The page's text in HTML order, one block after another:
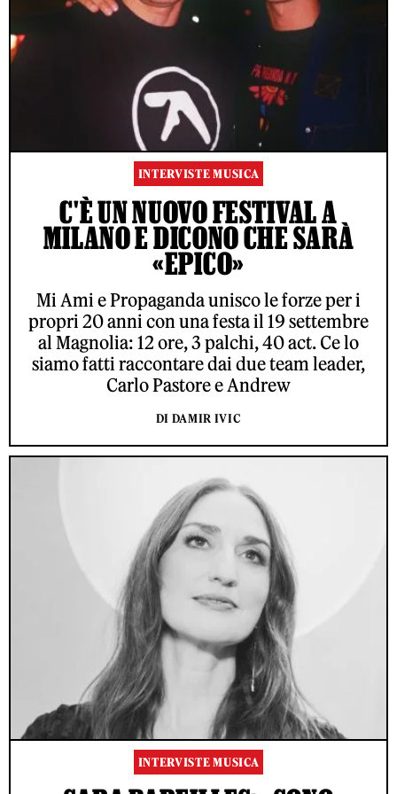
INTERVISTE MUSICA
C'È UN NUOVO FESTIVAL A
MILANO E DICONO CHE SARÀ
«EPICO»
Mi Ami e Propaganda unisco le forze per i
propri 20 anni con una festa il 19 settembre
al Magnolia: 12 ore, 3 palchi, 40 act. Ce lo
siamo fatti raccontare dai due team leader,
Carlo Pastore e Andrew
DI DAMIR IVIC
INTERVISTE MUSICA